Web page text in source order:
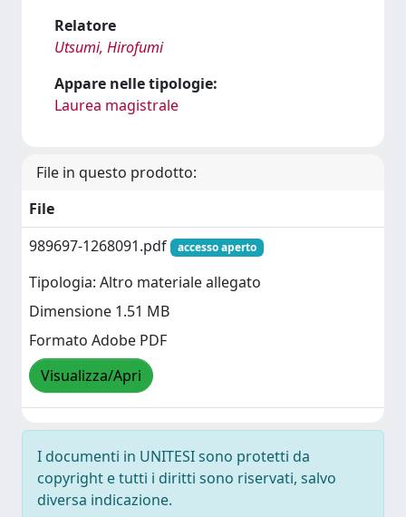
Relatore
Utsumi, Hirofumi
Appare nelle tipologie:
Laurea magistrale
File in questo prodotto:
File
989697-1268091.pdf
accesso aperto
Tipologia: Altro materiale allegato
Dimensione 1.51 MB
Formato Adobe PDF
Visualizza/Apri
I documenti in UNITESI sono protetti da
copyright e tutti i diritti sono riservati, salvo
diversa indicazione.